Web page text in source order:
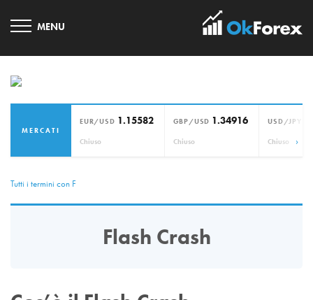
MERCATI
EUR/USD 1.15582
Chiuso
GBP/USD 1.34916
Chiuso
USD/JPY
Chiuso ›
Tutti i termini con F
Flash Crash